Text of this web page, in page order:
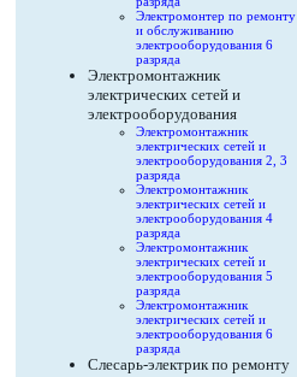
Электромонтер по ремонту
и обслуживанию
электрооборудования 6
разряда
Электромонтажник
электрических сетей и
электрооборудования
Электромонтажник
электрических сетей и
электрооборудования 2, 3
разряда
Электромонтажник
электрических сетей и
электрооборудования 4
разряда
Электромонтажник
электрических сетей и
электрооборудования 5
разряда
Электромонтажник
электрических сетей и
электрооборудования 6
разряда
Слесарь-электрик по ремонту